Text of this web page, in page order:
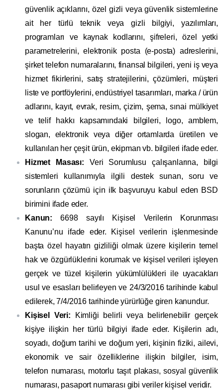
güvenlik açıklarını, özel gizli veya güvenlik sistemlerine
ait her türlü teknik veya gizli bilgiyi, yazılımları,
programları ve kaynak kodlarını, şifreleri, özel yetki
parametrelerini, elektronik posta (e-posta) adreslerini,
şirket telefon numaralarını, finansal bilgileri, yeni iş veya
hizmet fikirlerini, satış stratejilerini, çözümleri, müşteri
liste ve portföylerini, endüstriyel tasarımları, marka / ürün
adlarını, kayıt, evrak, resim, çizim, şema, sınai mülkiyet
ve telif hakkı kapsamındaki bilgileri, logo, amblem,
slogan, elektronik veya diğer ortamlarda üretilen ve
kullanılan her çeşit ürün, ekipman vb. bilgileri ifade eder.
Hizmet Masası: Veri Sorumlusu çalışanlarına, bilgi
sistemleri kullanımıyla ilgili destek sunan, soru ve
sorunların çözümü için ilk başvuruyu kabul eden BSD
birimini ifade eder.
Kanun: 6698 sayılı Kişisel Verilerin Korunması
Kanunu’nu ifade eder. Kişisel verilerin işlenmesinde
başta özel hayatın gizliliği olmak üzere kişilerin temel
hak ve özgürlüklerini korumak ve kişisel verileri işleyen
gerçek ve tüzel kişilerin yükümlülükleri ile uyacakları
usul ve esasları belirleyen ve 24/3/2016 tarihinde kabul
edilerek, 7/4/2016 tarihinde yürürlüğe giren kanundur.
Kişisel Veri: Kimliği belirli veya belirlenebilir gerçek
kişiye ilişkin her türlü bilgiyi ifade eder. Kişilerin adı,
soyadı, doğum tarihi ve doğum yeri, kişinin fiziki, ailevi,
ekonomik ve sair özelliklerine ilişkin bilgiler, isim,
telefon numarası, motorlu taşıt plakası, sosyal güvenlik
numarası, pasaport numarası gibi veriler kişisel veridir.